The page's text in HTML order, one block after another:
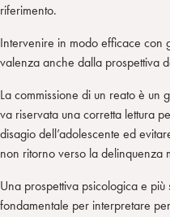
riferimento.
Intervenire in modo efficace con
valenza anche dalla prospettiva
La commissione di un reato è un
va riservata una corretta lettura
disagio dell’adolescente ed
non ritorno verso la delinquenza
Una prospettiva psicologica e
fondamentale per interpretare